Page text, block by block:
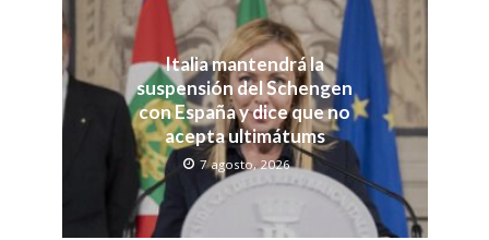
Italia mantendrá la
suspensión del Schengen
con España y dice que no
acepta ultimátums
7 agosto, 2026